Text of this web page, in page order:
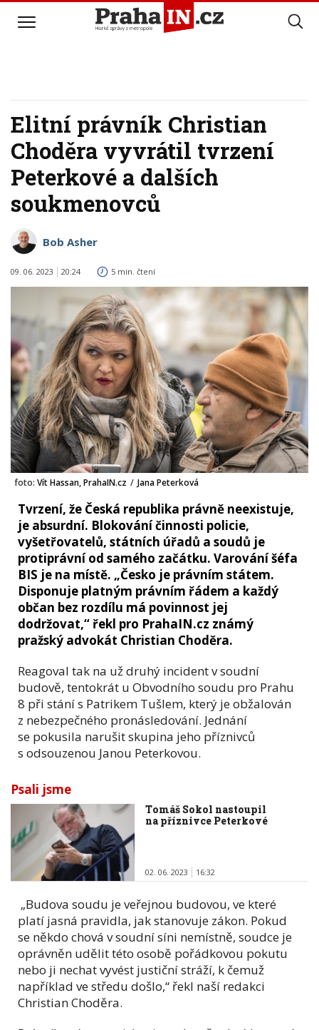
Elitní právník Christian
Choděra vyvrátil tvrzení
Peterkové a dalších
soukmenovců
Bob Asher
09. 06. 2023 20:24 5 min. čtení
foto: Vít Hassan, PrahaIN.cz / Jana Peterková
Tvrzení, že Česká republika právně neexistuje,
je absurdní. Blokování činnosti policie,
vyšetřovatelů, státních úřadů a soudů je
protiprávní od samého začátku. Varování šéfa
BIS je na místě. „Česko je právním státem.
Disponuje platným právním řádem a každý
občan bez rozdílu má povinnost jej
dodržovat,“ řekl pro PrahaIN.cz známý
pražský advokát Christian Choděra.
Reagoval tak na už druhý incident v soudní
budově, tentokrát u Obvodního soudu pro Prahu
8 při stání s Patrikem Tušlem, který je obžalován
z nebezpečného pronásledování. Jednání
se pokusila narušit skupina jeho příznivců
s odsouzenou Janou Peterkovou.
Psali jsme
Tomáš Sokol nastoupil
na příznivce Peterkové
02. 06. 2023 16:32
„Budova soudu je veřejnou budovou, ve které
platí jasná pravidla, jak stanovuje zákon. Pokud
se někdo chová v soudní síni nemístně, soudce je
oprávněn udělit této osobě pořádkovou pokutu
nebo ji nechat vyvést justiční stráží, k čemuž
například ve středu došlo,“ řekl naší redakci
Christian Choděra.